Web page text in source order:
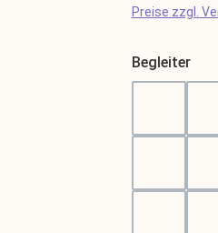
Preise zzgl.
Begleiter